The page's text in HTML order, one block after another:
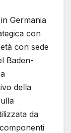
Germania
con
con sede
Baden-
della
da